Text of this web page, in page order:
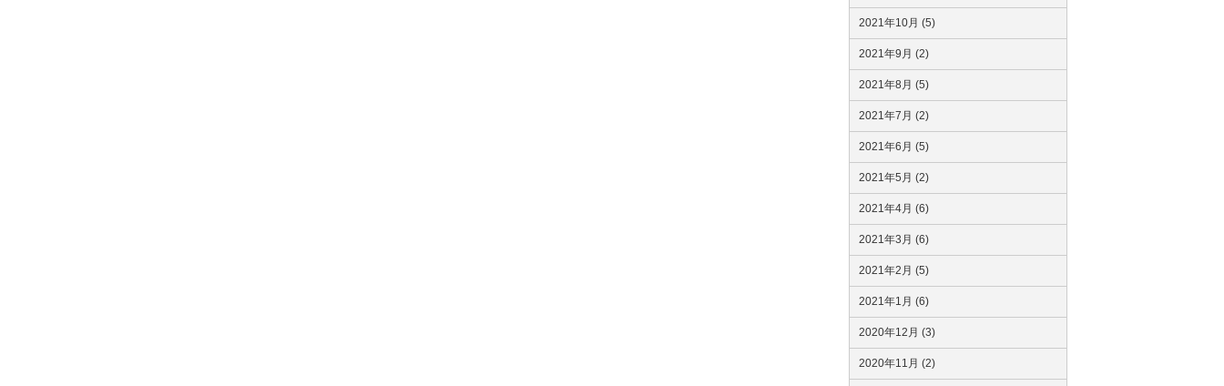
2021年10月 (5)
2021年9月 (2)
2021年8月 (5)
2021年7月 (2)
2021年6月 (5)
2021年5月 (2)
2021年4月 (6)
2021年3月 (6)
2021年2月 (5)
2021年1月 (6)
2020年12月 (3)
2020年11月 (2)